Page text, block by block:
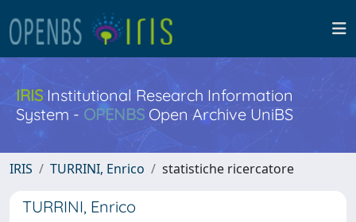
IRISInstitutional Research Information
System - OPENBS Open Archive UniBS
IRIS TURRINI, Enrico statistiche ricercatore
TURRINI, Enrico